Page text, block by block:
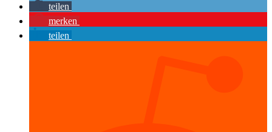
teilen
merken
teilen